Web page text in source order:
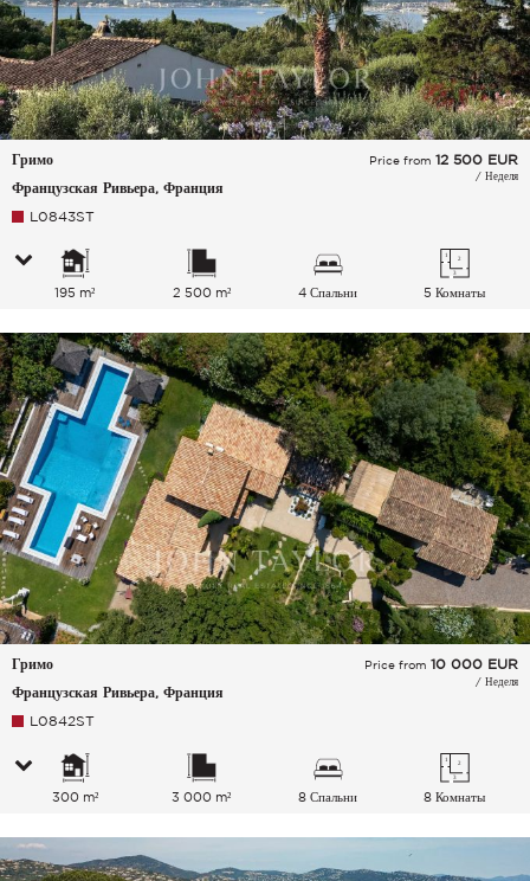
Гримо
Французская Ривьера, Франция
Price from 12 500 EUR
/ Неделя
L0843ST
195 m² 2 500 m² 4 Спальни 5 Комнаты
Гримо
Французская Ривьера, Франция
Price from 10 000 EUR
/ Неделя
L0842ST
300 m² 3 000 m² 8 Спальни 8 Комнаты